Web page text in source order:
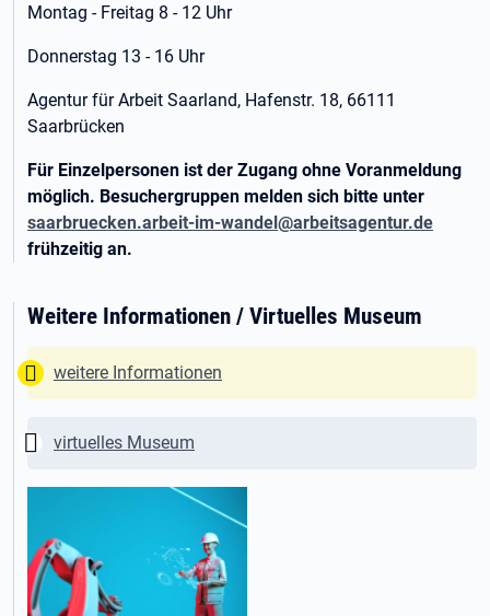
Montag - Freitag 8 - 12 Uhr
Donnerstag 13 - 16 Uhr
Agentur für Arbeit Saarland, Hafenstr. 18, 66111
Saarbrücken
Für Einzelpersonen ist der Zugang ohne Voranmeldung
möglich. Besuchergruppen melden sich bitte unter
saarbruecken.arbeit-im-wandel@arbeitsagentur.de
frühzeitig an.
Weitere Informationen / Virtuelles Museum
Tipp:
weitere Informationen
Wichtig:
virtuelles Museum